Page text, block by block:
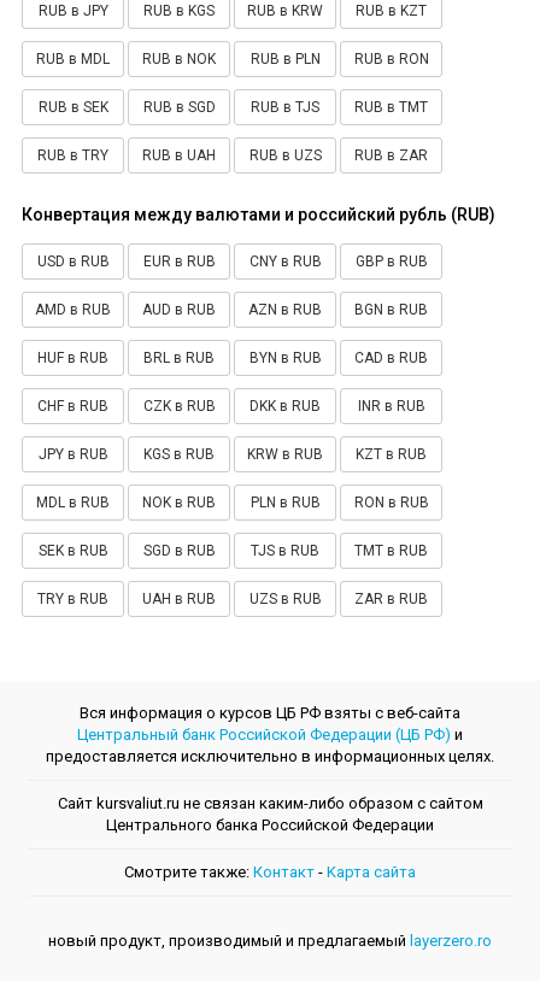
RUB в JPY RUB в KGS RUB в KRW RUB в KZT
RUB в MDL RUB в NOK RUB в PLN RUB в RON
RUB в SEK RUB в SGD RUB в TJS RUB в TMT
RUB в TRY RUB в UAH RUB в UZS RUB в ZAR
Конвертация между валютами и российский рубль (RUB)
USD в RUB EUR в RUB CNY в RUB GBP в RUB
AMD в RUB AUD в RUB AZN в RUB BGN в RUB
HUF в RUB BRL в RUB BYN в RUB CAD в RUB
CHF в RUB CZK в RUB DKK в RUB INR в RUB
JPY в RUB KGS в RUB KRW в RUB KZT в RUB
MDL в RUB NOK в RUB PLN в RUB RON в RUB
SEK в RUB SGD в RUB TJS в RUB TMT в RUB
TRY в RUB UAH в RUB UZS в RUB ZAR в RUB
Вся информация о курсов ЦБ РФ взяты с веб-сайта
Центральный банк Российской Федерации (ЦБ РФ) и
предоставляется исключительно в информационных целях.
Сайт kursvaliut.ru не связан каким-либо образом с сайтом
Центрального банкa Российской Федерации
Смотрите также: Контакт - Kарта сайта
новый продукт, производимый и предлагаемый layerzero.ro